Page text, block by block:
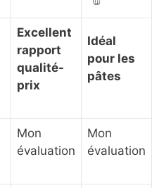
Excellent
rapport
qualité-
prix
Idéal
pour les
pâtes
Mon
évaluation
Mon
évaluation